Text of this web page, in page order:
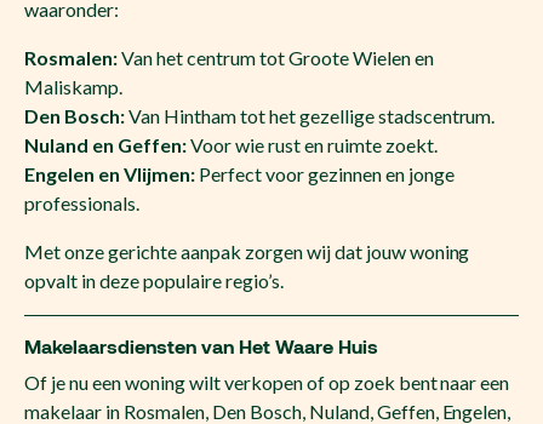
waaronder:
Rosmalen:Van het centrum tot Groote Wielen en
Maliskamp.
Den Bosch:Van Hintham tot het gezellige stadscentrum.
Nuland en Geffen:Voor wie rust en ruimte zoekt.
Engelen en Vlijmen:Perfect voor gezinnen en jonge
professionals.
Met onze gerichte aanpak zorgen wij dat jouw woning
opvalt in deze populaire regio’s.
Makelaarsdiensten van Het Waare Huis
Of je nu een woning wilt verkopen of op zoek bent naar een
makelaar in Rosmalen, Den Bosch, Nuland, Geffen, Engelen,